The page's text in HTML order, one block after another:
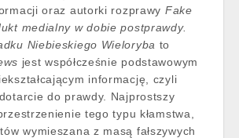
oraz autorki rozprawy Fake
medialny w dobie postprawdy.
Niebieskiego Wieloryba to
jest współcześnie podstawowym
informację, czyli
do prawdy. Najprostszy
tego typu kłamstwa,
wymieszana z masą fałszywych